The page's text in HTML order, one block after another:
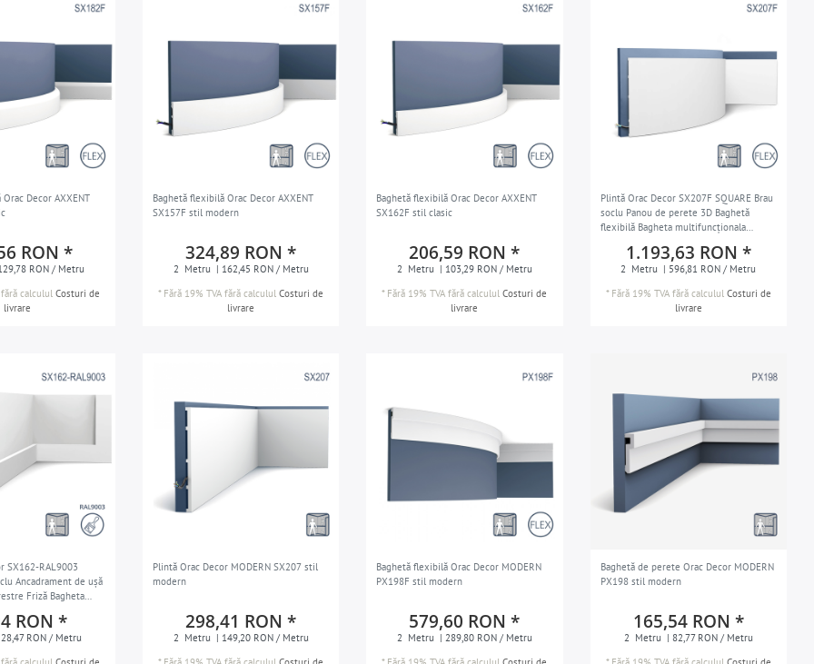
Decor AXXENT
RON *
RON / Metru
calculul Costuri de
livrare
Baghetă flexibilă Orac Decor AXXENT
SX157F stil modern
324,89 RON *
2 Metru | 162,45 RON / Metru
* Fără 19% TVA fără calcululCosturi de
livrare
Baghetă flexibilă Orac Decor AXXENT
SX162F stil clasic
206,59 RON *
2 Metru | 103,29 RON / Metru
* Fără 19% TVA fără calcululCosturi de
livrare
Plintă Orac Decor SX207F SQUARE Brau
soclu Panou de perete 3D Baghetă
flexibilă Bagheta multifuncționala
Brau decorativ în stil modern alb 2 m
1.193,63 RON *
2 Metru | 596,81 RON / Metru
* Fără 19% TVAfără calculul Costuri de
livrare
SX162-RAL9003
Ancadrament de ușă
Friză Bagheta
alb 2 m
RON *
RON / Metru
Plintă Orac Decor MODERN SX207 stil
modern
298,41 RON *
2 Metru | 149,20 RON / Metru
Baghetă flexibilă Orac Decor MODERN
PX198F stil modern
579,60 RON *
2 Metru | 289,80 RON / Metru
Baghetă de perete Orac Decor MODERN
PX198 stil modern
165,54 RON *
2 Metru | 82,77 RON / Metru